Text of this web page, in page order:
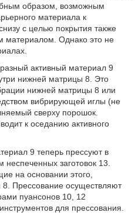
образом, возможным
материала к
с целью покрытия также
материалом. Однако это не
активный материал 9
нижней матрицы 8. Это
нижней матрицы 8 или
вибрирующей иглы (не
сверху порошок.
к оседанию активного
9 теперь прессуют в
заготовок 13.
на основании этого,
Прессование осуществляют
пуансонов 10, 12
для прессования.